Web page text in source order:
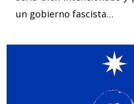
un gobierno fascista…